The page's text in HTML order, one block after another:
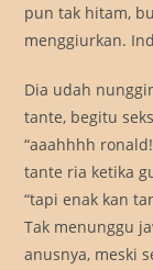
pun tak hitam,
menggiurkan.
Dia udah
tante, begitu
“aaahhhh
tante ria ketika
“tapi enak kan
Tak menunggu
anusnya, meski